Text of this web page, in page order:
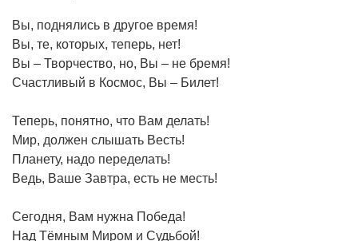
Вы, поднялись в другое время!
Вы, те, которых, теперь, нет!
Вы – Творчество, но, Вы – не бремя!
Счастливый в Космос, Вы – Билет!
Теперь, понятно, что Вам делать!
Мир, должен слышать Весть!
Планету, надо переделать!
Ведь, Ваше Завтра, есть не месть!
Сегодня, Вам нужна Победа!
Над Тёмным Миром и Судьбой!